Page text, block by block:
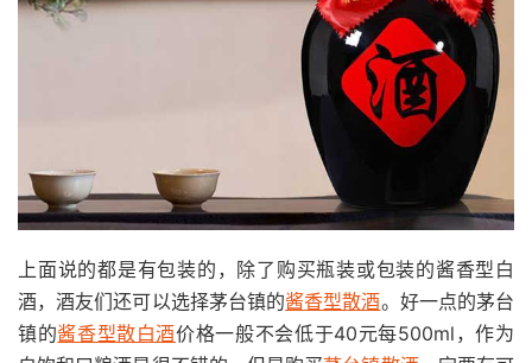
上面说的都是有包装的，除了购买瓶装或包装的酱香型白
酒，酒友们还可以选择茅台镇的酱香型散酒。好一点的茅台
镇的酱香型散白酒价格一般不会低于40元每500ml，作为